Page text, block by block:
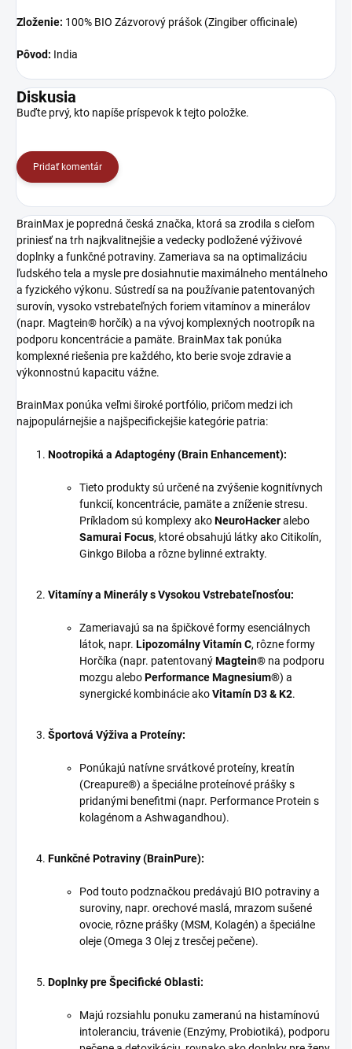
Zloženie: 100% BIO Zázvorový prášok (Zingiber officinale)
Pôvod: India
Diskusia
Buďte prvý, kto napíše príspevok k tejto položke.
Pridať komentár
BrainMax je popredná česká značka, ktorá sa zrodila s cieľom
priniesť na trh najkvalitnejšie a vedecky podložené výživové
doplnky a funkčné potraviny. Zameriava sa na optimalizáciu
ľudského tela a mysle pre dosiahnutie maximálneho mentálneho
a fyzického výkonu. Sústredí sa na používanie patentovaných
surovín, vysoko vstrebateľných foriem vitamínov a minerálov
(napr. Magtein® horčík) a na vývoj komplexných nootropík na
podporu koncentrácie a pamäte. BrainMax tak ponúka
komplexné riešenia pre každého, kto berie svoje zdravie a
výkonnostnú kapacitu vážne.
BrainMax ponúka veľmi široké portfólio, pričom medzi ich
najpopulárnejšie a najšpecifickejšie kategórie patria:
Nootropiká a Adaptogény (Brain Enhancement):
Tieto produkty sú určené na zvýšenie kognitívnych
funkcií, koncentrácie, pamäte a zníženie stresu.
Príkladom sú komplexy akoNeuroHackeralebo
Samurai Focus, ktoré obsahujú látky ako Citikolín,
Ginkgo Biloba a rôzne bylinné extrakty.
Vitamíny a Minerály s Vysokou Vstrebateľnosťou:
Zameriavajú sa na špičkové formy esenciálnych
látok, napr. Lipozomálny Vitamín C, rôzne formy
Horčíka (napr. patentovanýMagtein® na podporu
mozgu aleboPerformance Magnesium®) a
synergické kombinácie akoVitamín D3 & K2.
Športová Výživa a Proteíny:
Ponúkajú natívne srvátkové proteíny, kreatín
(Creapure®) a špeciálne proteínové prášky s
pridanými benefitmi (napr. Performance Protein s
kolagénom a Ashwagandhou).
Funkčné Potraviny (BrainPure):
Pod touto podznačkou predávajú BIO potraviny a
suroviny, napr. orechové maslá, mrazom sušené
ovocie, rôzne prášky (MSM, Kolagén) a špeciálne
oleje (Omega 3 Olej z tresčej pečene).
Doplnky pre Špecifické Oblasti:
Majú rozsiahlu ponuku zameranú na histamínovú
intoleranciu, trávenie (Enzýmy, Probiotiká), podporu